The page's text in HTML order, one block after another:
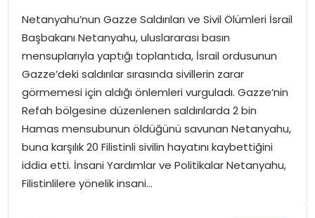
SPOR
GÜNDEM
MAGAZIN
Netanyahu’nun Gazze Saldırıları ve Sivil Ölümleri İsrail
Başbakanı Netanyahu, uluslararası basın
mensuplarıyla yaptığı toplantıda, İsrail ordusunun
Gazze’deki saldırılar sırasında sivillerin zarar
görmemesi için aldığı önlemleri vurguladı. Gazze’nin
Refah bölgesine düzenlenen saldırılarda 2 bin
Hamas mensubunun öldüğünü savunan Netanyahu,
buna karşılık 20 Filistinli sivilin hayatını kaybettiğini
iddia etti. İnsani Yardımlar ve Politikalar Netanyahu,
Filistinlilere yönelik insani…